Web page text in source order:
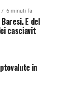
6 minuti fa
E del
casciavit
in